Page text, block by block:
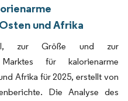
und Afrika
zur Größe und zur
für kalorienarme
Afrika für 2025, erstellt von
Die Analyse des